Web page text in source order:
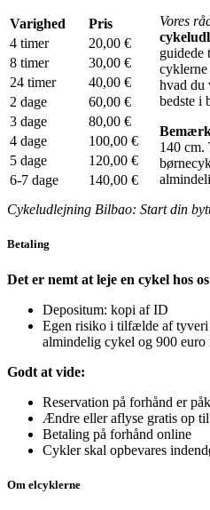
Varighed
Pris
4 timer
20,00 €
8 timer
30,00 €
24 timer
40,00 €
2 dage
60,00 €
3 dage
80,00 €
4 dage
100,00 €
5 dage
120,00 €
6-7 dage
140,00 €
Vores
guidede
cyklerne
hvad du
bedste i
140 cm.
Cykeludlejning Bilbao: Start din
Betaling
Det er nemt at leje en cykel hos
Depositum: kopi af ID
Egen risiko i tilfælde af tyveri
almindelig cykel og 900 euro
Godt at vide:
Reservation på forhånd er
Ændre eller aflyse gratis op
Betaling på forhånd online
Cykler skal opbevares
Om elcyklerne